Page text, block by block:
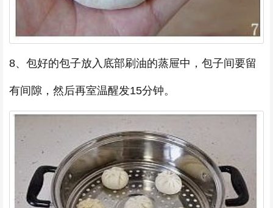
8、包好的包子放入底部刷油的蒸屉中，包子间要留
有间隙，然后再室温醒发15分钟。